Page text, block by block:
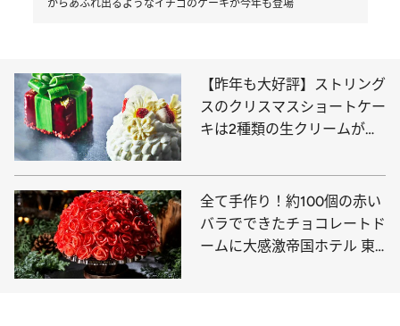
からあふれ出るようなイチゴのケーキが今年も登場
【昨年も大好評】ストリング
スのクリスマスショートケー
キは2種類の生クリームがブ
全て手作り！約100個の赤い
バラでできたチョコレートド
ームに大感激帝国ホテル 東